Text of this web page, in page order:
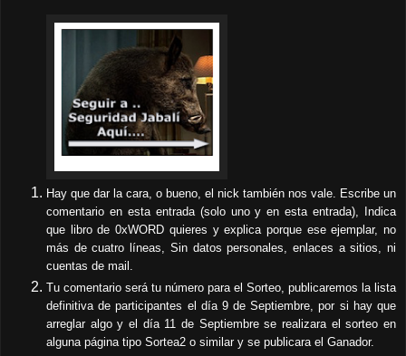
Hay que dar la cara, o bueno, el nick también nos vale. Escribe un
comentario en esta entrada (solo uno y en esta entrada), Indica
que libro de 0xWORD quieres y explica porque ese ejemplar, no
más de cuatro líneas, Sin datos personales, enlaces a sitios, ni
cuentas de mail.
Tu comentario será tu número para el Sorteo, publicaremos la lista
definitiva de participantes el día 9 de Septiembre, por si hay que
arreglar algo y el día 11 de Septiembre se realizara el sorteo en
alguna página tipo Sortea2 o similar y se publicara el Ganador.